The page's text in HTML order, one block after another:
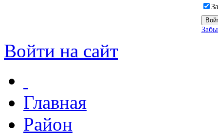
Войти на сайт
Главная
Район